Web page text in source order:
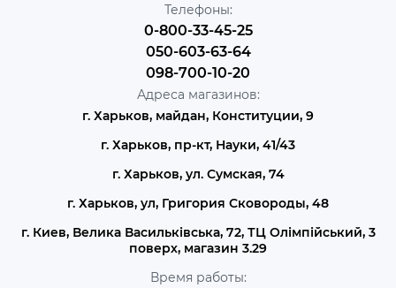
Телефоны:
0-800-33-45-25
050-603-63-64
098-700-10-20
Адреса магазинов:
г. Харьков, майдан, Конституции, 9
г. Харьков, пр-кт, Науки, 41/43
г. Харьков, ул. Сумская, 74
г. Харьков, ул, Григория Сковороды, 48
г. Киев, Велика Васильківська, 72, ТЦ Олімпійський, 3
поверх, магазин 3.29
Время работы: